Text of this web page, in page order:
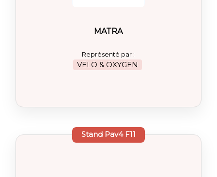
MATRA
Représenté par :
VELO & OXYGEN
StandPav4 F11